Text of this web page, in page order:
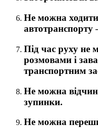
Не можна
автотранспорту
Під час руху не
розмовами і
транспортним
Не можна
зупинки.
Не можна